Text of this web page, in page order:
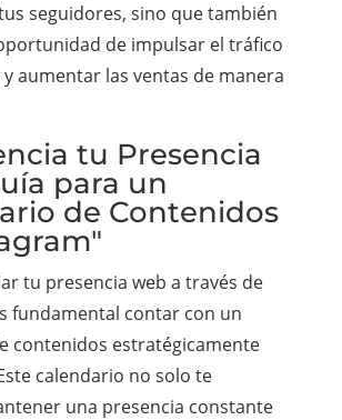
seguidores, sino que también
de impulsar el tráfico
aumentar las ventas de manera
tu Presencia
para un
de Contenidos
tu presencia web a través de
fundamental contar con un
contenidos estratégicamente
calendario no solo te
una presencia constante